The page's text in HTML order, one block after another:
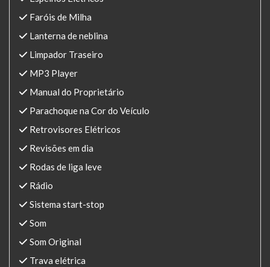
Faróis de Milha
Lanterna de neblina
Limpador Traseiro
MP3 Player
Manual do Proprietário
Parachoque na Cor do Veículo
Retrovisores Elétricos
Revisões em dia
Rodas de liga leve
Rádio
Sistema start-stop
Som
Som Original
Trava elétrica